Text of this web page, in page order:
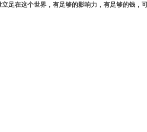
足在这个世界，有足够的影响力，有足够的钱